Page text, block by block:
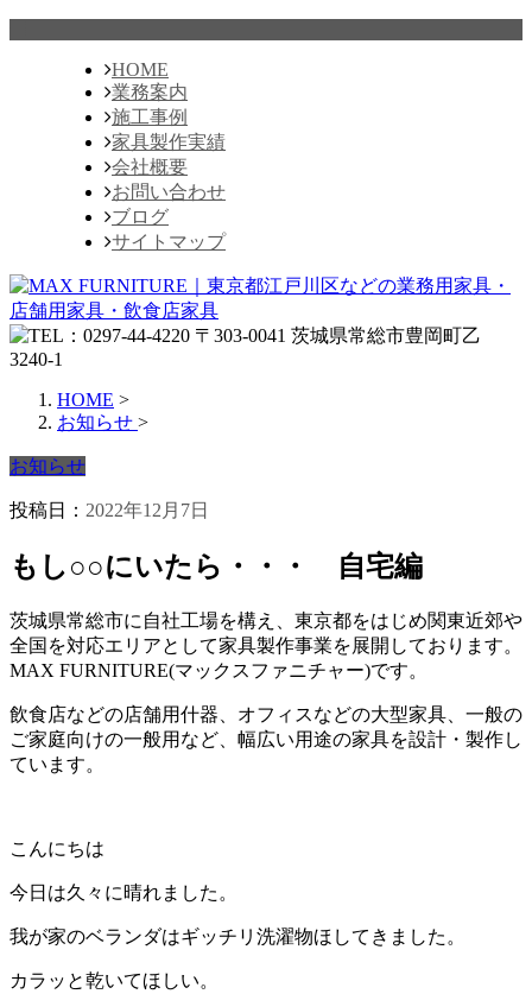
HOME
業務案内
施工事例
家具製作実績
会社概要
お問い合わせ
ブログ
サイトマップ
HOME >
お知らせ >
お知らせ
投稿日： 2022年12月7日
もし○○にいたら・・・ 自宅編
茨城県常総市に自社工場を構え、東京都をはじめ関東近郊や
全国を対応エリアとして家具製作事業を展開しております。
MAX FURNITURE(マックスファニチャー)です。
飲食店などの店舗用什器、オフィスなどの大型家具、一般の
ご家庭向けの一般用など、幅広い用途の家具を設計・製作し
ています。
こんにちは
今日は久々に晴れました。
我が家のベランダはギッチリ洗濯物ほしてきました。
カラッと乾いてほしい。